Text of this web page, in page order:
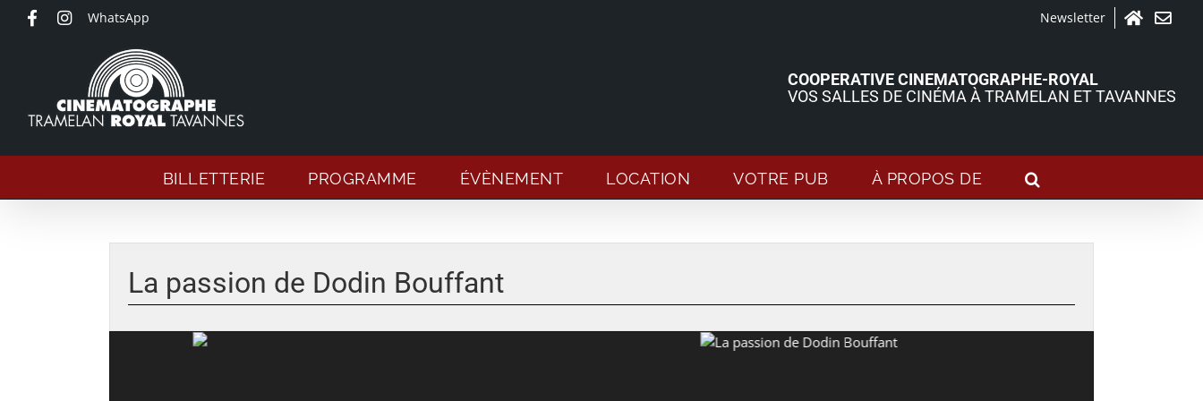
Passer
WhatsApp Newsletter
COOPERATIVE CINEMATOGRAPHE-ROYAL
VOS SALLES DE CINÉMA À TRAMELAN ET TAVANNES
BILLETTERIE PROGRAMME ÉVÈNEMENT LOCATION VOTRE PUB À PROPOS DE
l'image
agrandie
La passion de Dodin Bouffant